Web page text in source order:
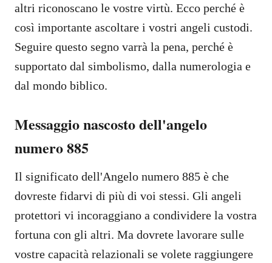
altri riconoscano le vostre virtù. Ecco perché è
così importante ascoltare i vostri angeli custodi.
Seguire questo segno varrà la pena, perché è
supportato dal simbolismo, dalla numerologia e
dal mondo biblico.
Messaggio nascosto dell'angelo
numero 885
Il significato dell'Angelo numero 885 è che
dovreste fidarvi di più di voi stessi. Gli angeli
protettori vi incoraggiano a condividere la vostra
fortuna con gli altri. Ma dovrete lavorare sulle
vostre capacità relazionali se volete raggiungere